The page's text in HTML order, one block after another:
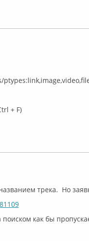
+ F)
трека. Но
как бы